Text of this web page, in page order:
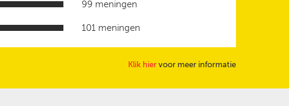
99 meningen
101 meningen
Klik hier voor meer informatie